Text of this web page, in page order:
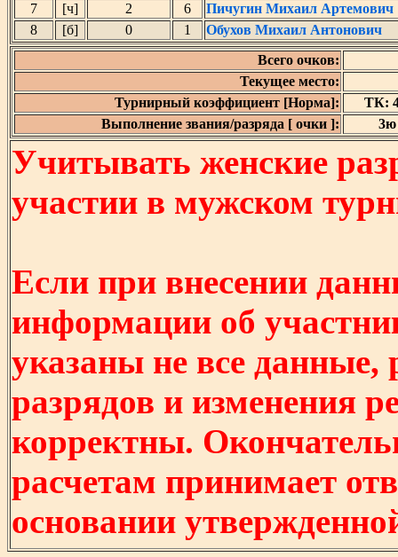
7
[ч] 2 6
Пичугин Михаил Артемович
8
[б] 0 1
Обухов Михаил Антонович
Всего очков:
Текущее место:
Турнирный коэффициент [Норма]:
ТК:
Выполнение звания/разряда [ очки ]:
3ю
Учитывать женские
участии в мужском
Если при внесении
информации об
указаны не все
разрядов и изменения
корректны.
расчетам принимает
основании